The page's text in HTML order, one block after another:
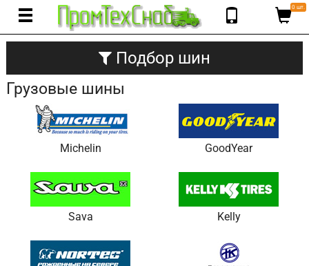
0 шт.
Подбор шин
Грузовые шины
Michelin GoodYear
Sava Kelly